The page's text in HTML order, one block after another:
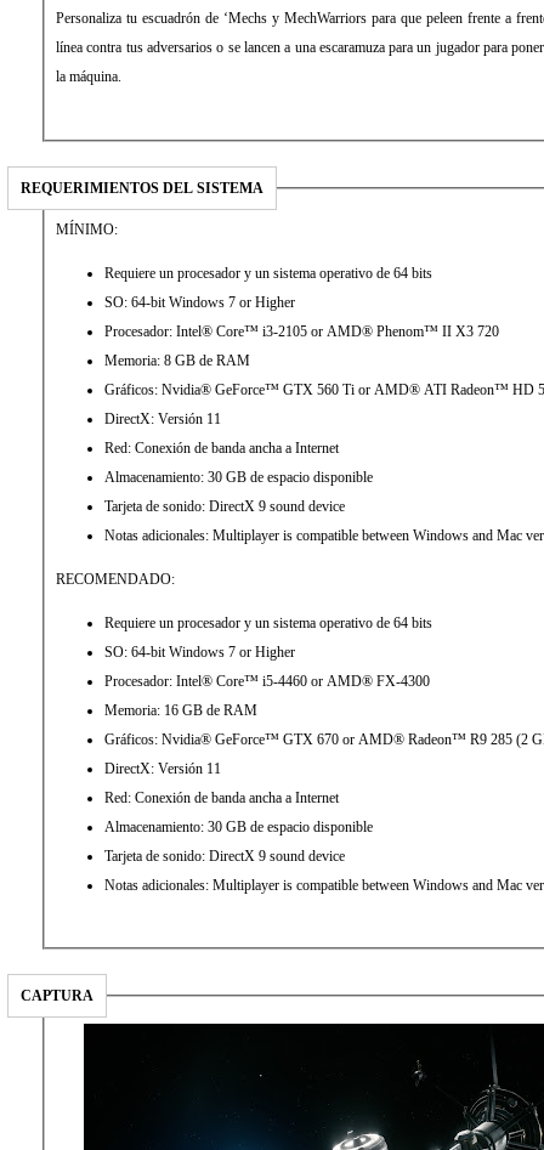
Personaliza tu escuadrón de ‘Mechs y MechWarriors para que peleen frente a
línea contra tus adversarios o se lancen a una escaramuza para un jugador para
la máquina.
REQUERIMIENTOS DEL SISTEMA
MÍNIMO:
Requiere un procesador y un sistema operativo de 64 bits
SO: 64-bit Windows 7 or Higher
Procesador: Intel® Core™ i3-2105 or AMD® Phenom™ II X3 720
Memoria: 8 GB de RAM
Gráficos: Nvidia® GeForce™ GTX 560 Ti or AMD® ATI Radeon™ HD
DirectX: Versión 11
Red: Conexión de banda ancha a Internet
Almacenamiento: 30 GB de espacio disponible
Tarjeta de sonido: DirectX 9 sound device
Notas adicionales: Multiplayer is compatible between Windows and Mac
RECOMENDADO:
Requiere un procesador y un sistema operativo de 64 bits
SO: 64-bit Windows 7 or Higher
Procesador: Intel® Core™ i5-4460 or AMD® FX-4300
Memoria: 16 GB de RAM
Gráficos: Nvidia® GeForce™ GTX 670 or AMD® Radeon™ R9 285 (2
DirectX: Versión 11
Red: Conexión de banda ancha a Internet
Almacenamiento: 30 GB de espacio disponible
Tarjeta de sonido: DirectX 9 sound device
Notas adicionales: Multiplayer is compatible between Windows and Mac
CAPTURA